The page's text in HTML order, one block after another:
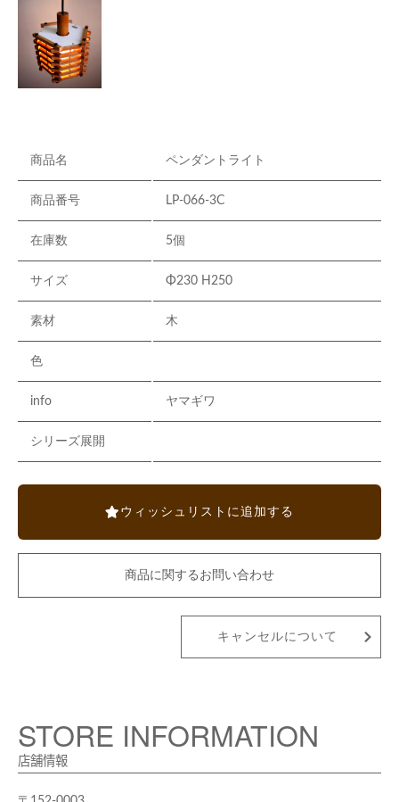
商品名 ペンダントライト
商品番号 LP-066-3C
在庫数 5個
サイズ Φ230 H250
素材 木
色
info ヤマギワ
シリーズ展開
ウィッシュリストに追加する
商品に関するお問い合わせ
キャンセルについて
STORE INFORMATION
店舗情報